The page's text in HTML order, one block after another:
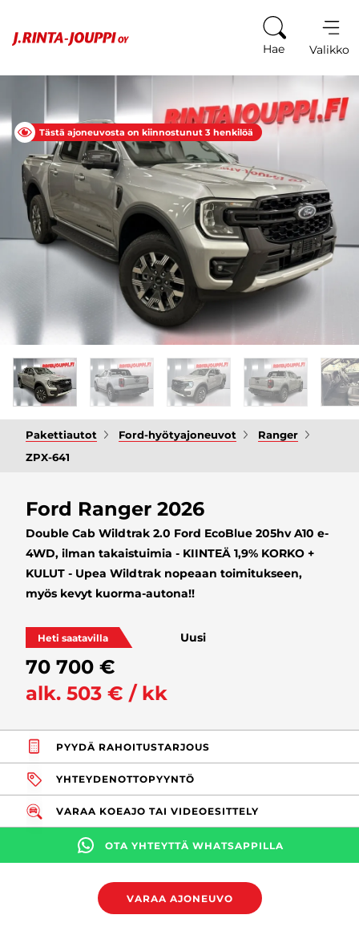
Hae Valikko
Tästä ajoneuvosta on kiinnostunut 3 henkilöä
Pakettiautot Ford-hyötyajoneuvot
Ranger
ZPX-641
Ford Ranger 2026
Double Cab Wildtrak 2.0 Ford EcoBlue 205hv A10 e-
4WD, ilman takaistuimia - KIINTEÄ 1,9% KORKO +
KULUT - Upea Wildtrak nopeaan toimitukseen,
myös kevyt kuorma-autona!!
Heti saatavilla Uusi
70 700 €
alk. 503 € / kk
PYYDÄ RAHOITUSTARJOUS
YHTEYDENOTTOPYYNTÖ
VARAA KOEAJO TAI VIDEOESITTELY
OTA YHTEYTTÄ WHATSAPPILLA
VARAA AJONEUVO